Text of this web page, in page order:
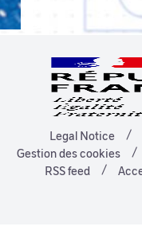
Legal Notice
Gestion des cookies
RSS feed